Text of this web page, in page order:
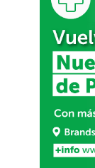
alumno que
que
El